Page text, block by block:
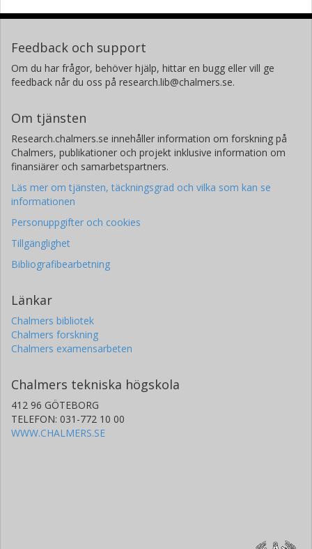
Feedback och support
Om du har frågor, behöver hjälp, hittar en bugg eller vill ge
feedback når du oss på research.lib@chalmers.se.
Om tjänsten
Research.chalmers.se innehåller information om forskning på
Chalmers, publikationer och projekt inklusive information om
finansiärer och samarbetspartners.
Läs mer om tjänsten, täckningsgrad och vilka som kan se
informationen
Personuppgifter och cookies
Tillgänglighet
Bibliografibearbetning
Länkar
Chalmers bibliotek
Chalmers forskning
Chalmers examensarbeten
Chalmers tekniska högskola
412 96 GÖTEBORG
TELEFON: 031-772 10 00
WWW.CHALMERS.SE